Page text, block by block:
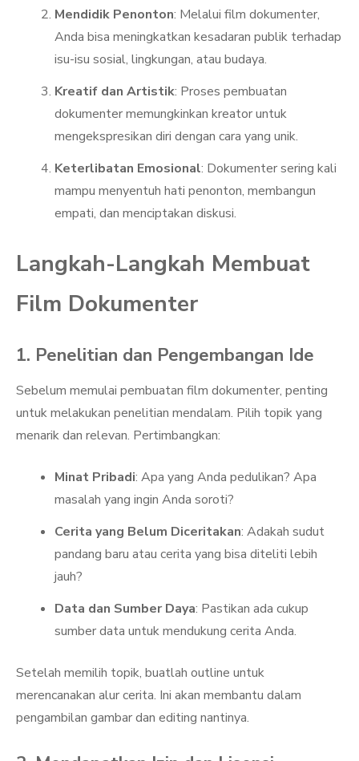
Mendidik Penonton: Melalui film dokumenter,
Anda bisa meningkatkan kesadaran publik terhadap
isu-isu sosial, lingkungan, atau budaya.
Kreatif dan Artistik: Proses pembuatan
dokumenter memungkinkan kreator untuk
mengekspresikan diri dengan cara yang unik.
Keterlibatan Emosional: Dokumenter sering kali
mampu menyentuh hati penonton, membangun
empati, dan menciptakan diskusi.
Langkah-Langkah Membuat
Film Dokumenter
1. Penelitian dan Pengembangan Ide
Sebelum memulai pembuatan film dokumenter, penting
untuk melakukan penelitian mendalam. Pilih topik yang
menarik dan relevan. Pertimbangkan:
Minat Pribadi: Apa yang Anda pedulikan? Apa
masalah yang ingin Anda soroti?
Cerita yang Belum Diceritakan: Adakah sudut
pandang baru atau cerita yang bisa diteliti lebih
jauh?
Data dan Sumber Daya: Pastikan ada cukup
sumber data untuk mendukung cerita Anda.
Setelah memilih topik, buatlah outline untuk
merencanakan alur cerita. Ini akan membantu dalam
pengambilan gambar dan editing nantinya.